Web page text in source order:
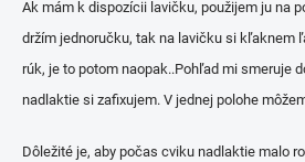
Ak mám k dispozícii lavičku, použijem ju na
držím jednoručku, tak na lavičku si kľaknem
rúk, je to potom naopak..Pohľad mi smeruje
nadlaktie si zafixujem. V jednej polohe
Dôležité je, aby počas cviku nadlaktie malo